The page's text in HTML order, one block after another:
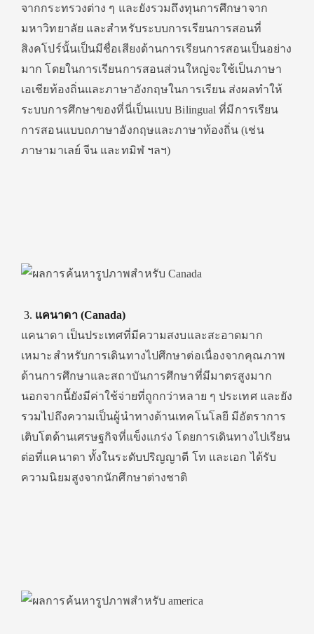
จากกระทรวงต่าง ๆ และยังรวมถึงทุนการศึกษาจาก
มหาวิทยาลัย และสำหรับระบบการเรียนการสอนที่
สิงคโปร์นั้นเป็นมีชื่อเสียงด้านการเรียนการสอนเป็นอย่าง
มาก โดยในการเรียนการสอนส่วนใหญ่จะใช้เป็นภาษา
เอเชียท้องถิ่นและภาษาอังกฤษในการเรียน ส่งผลทำให้
ระบบการศึกษาของที่นี่เป็นแบบ Bilingual ที่มีการเรียน
การสอนแบบถภาษาอังกฤษและภาษาท้องถิ่น (เช่น
ภาษามาเลย์ จีน และทมิฬ ฯลฯ)
แคนาดา (Canada)
แคนาดา เป็นประเทศที่มีความสงบและสะอาดมาก
เหมาะสำหรับการเดินทางไปศึกษาต่อเนื่องจากคุณภาพ
ด้านการศึกษาและสถาบันการศึกษาที่มีมาตรสูงมาก
นอกจากนี้ยังมีค่าใช้จ่ายที่ถูกกว่าหลาย ๆ ประเทศ และยัง
รวมไปถึงความเป็นผู้นำทางด้านเทคโนโลยี มีอัตราการ
เติบโตด้านเศรษฐกิจที่แข็งแกร่ง โดยการเดินทางไปเรียน
ต่อที่แคนาดา ทั้งในระดับปริญญาตี โท และเอก ได้รับ
ความนิยมสูงจากนักศึกษาต่างชาติ